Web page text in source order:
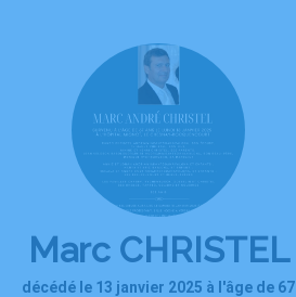
Marc CHRISTEL
décédé le 13 janvier 2025 à l'âge de 67